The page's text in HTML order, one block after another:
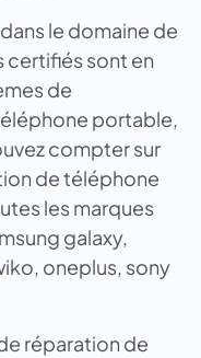
le domaine de
certifiés sont en
de
portable,
compter sur
de téléphone
les marques
galaxy,
oneplus, sony
réparation de